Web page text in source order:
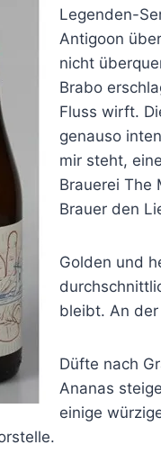
Legenden-
Antigoon
nicht
Brabo
Fluss wirft.
genauso
mir steht,
Brauerei The
Brauer den
Golden und
bleibt. An
Düfte nach
Ananas
einige